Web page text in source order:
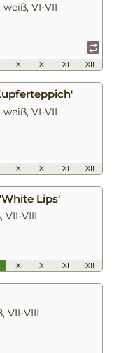
VI-VII
IX X XI XII
VI-VII
IX X XI XII
Lips'
VII-VIII
IX X XI XII
VII-VIII